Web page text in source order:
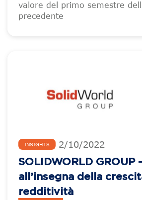
valore del primo semestre
precedente
INSIGHTS 2/10/2022
SOLIDWORLD GROUP
all’insegna della
redditività